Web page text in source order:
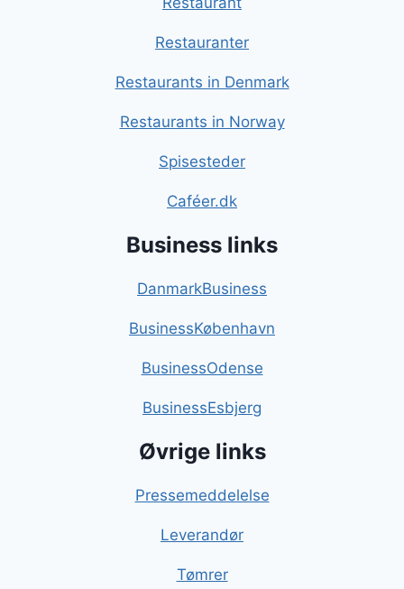
Restauranter
Restaurants in Denmark
Restaurants in Norway
Spisesteder
Caféer.dk
Business links
DanmarkBusiness
BusinessKøbenhavn
BusinessOdense
BusinessEsbjerg
Øvrige links
Pressemeddelelse
Leverandør
Tømrer